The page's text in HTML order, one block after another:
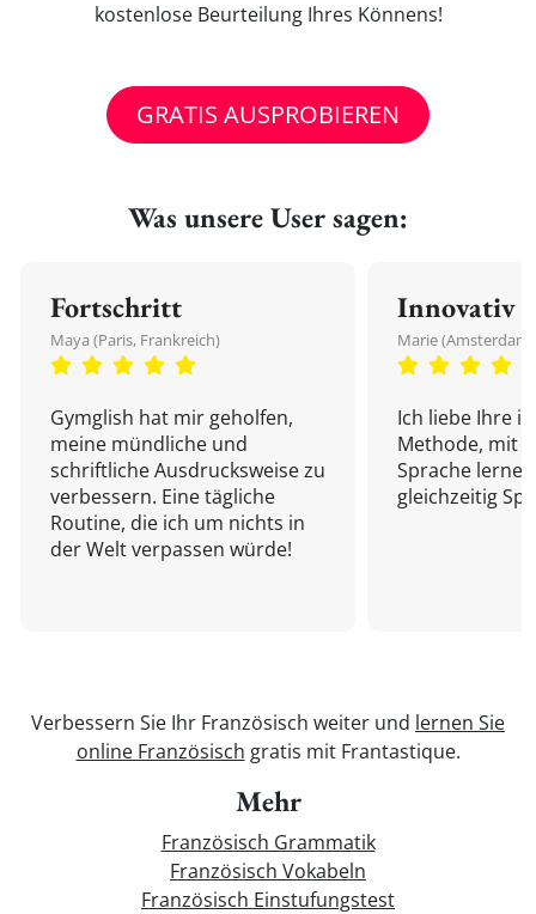
kostenlose Beurteilung Ihres Könnens!
GRATIS AUSPROBIEREN
Was unsere User sagen:
Fortschritt
Maya (Paris, Frankreich)
Gymglish hat mir geholfen,
meine mündliche und
schriftliche Ausdrucksweise zu
verbessern. Eine tägliche
Routine, die ich um nichts in
der Welt verpassen würde!
Innovativ
Marie
Ich liebe Ihre
Methode, mit
Sprache
gleichzeitig
Verbessern Sie Ihr Französisch weiter und lernen Sie
online Französisch gratis mit Frantastique.
Mehr
Französisch Grammatik
Französisch Vokabeln
Französisch Einstufungstest